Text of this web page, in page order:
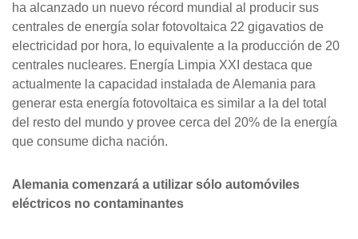
ha alcanzado un nuevo récord mundial al producir sus
centrales de energía solar fotovoltaica 22 gigavatios de
electricidad por hora, lo equivalente a la producción de 20
centrales nucleares. Energía Limpia XXI destaca que
actualmente la capacidad instalada de Alemania para
generar esta energía fotovoltaica es similar a la del total
del resto del mundo y provee cerca del 20% de la energía
que consume dicha nación.
Alemania comenzará a utilizar sólo automóviles
eléctricos no contaminantes